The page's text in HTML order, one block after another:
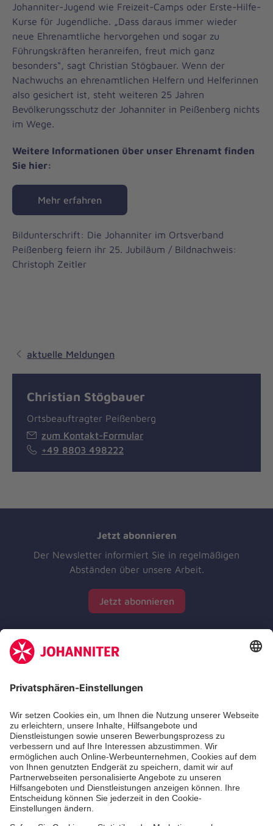
Johanniter-Jugend wie Freizeit-Camps oder Erste-Hilfe-
Kurse für Jugendliche. „Dass daraus immer wieder
neue Ehrenamtliche hervorgehen und sogar zu
Führungskräften heranreifen, freut mich ganz
besonders“, sagt Christian Stögbauer. Wenn der
Nachwuchs an ehrenamtlichen Helfern und Helferinnen
also gesichert ist, steht weiteren 25 Jahren
Bevölkerungsschutz der Johanniter in Peißenberg nichts
im Wege.
Weitere Informationen über unser Ehrenamt finden
Sie hier:
Mehr erfahren
Bildunterschrift: Die Johanniter im Ortsverband
Peißenberg feiern ihr 25. Jubiläum / Bildnachweis:
Christoph Zeitler
aktuelle Meldungen
Christian Stögbauer
Ortsbeauftragter Peißenberg
zum Kontakt-Formular
+49 8803 498222
Jetzt abonnieren
Der Newsletter informiert Sie in regelmäßigen
Abständen über unsere Arbeit.
Jetzt abonnieren
Zertifizierung der Johanniter-Unfall-Hilfe e.V.
Die Johanniter GmbH führt das Spendenzertifikat
des Deutschen Spendenrats e.V.